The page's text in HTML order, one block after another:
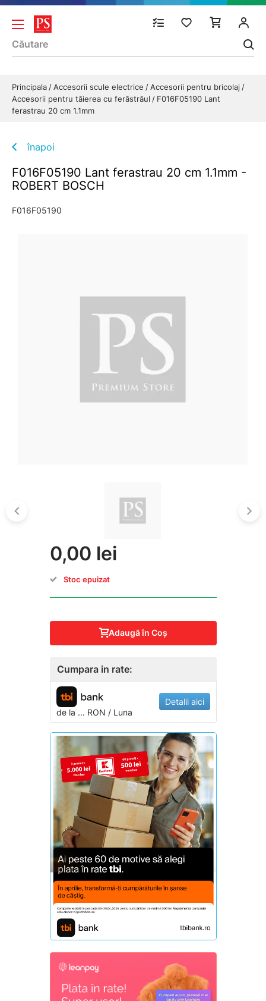
Principala Accesorii scule electrice
Accesorii pentru bricolaj
Accesorii pentru tăierea cu ferăstrăul
F016F05190 Lant
ferastrau 20 cm 1.1mm
înapoi
F016F05190 Lant ferastrau 20 cm 1.1mm -
ROBERT BOSCH
F016F05190
0,00 lei
Stoc epuizat
Adaugă în Coş
Cumpara in rate:
de la ... RON / Luna
Detalii aici